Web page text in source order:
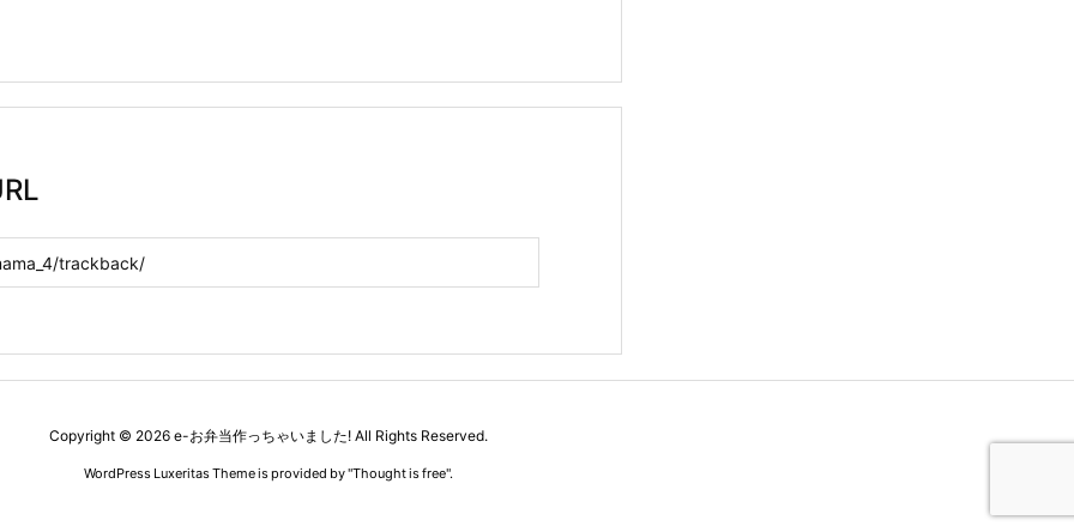
Copyright © 2026 e-お弁当作っちゃいました! All Rights Reserved.
WordPress Luxeritas Theme is provided by "Thought is free".